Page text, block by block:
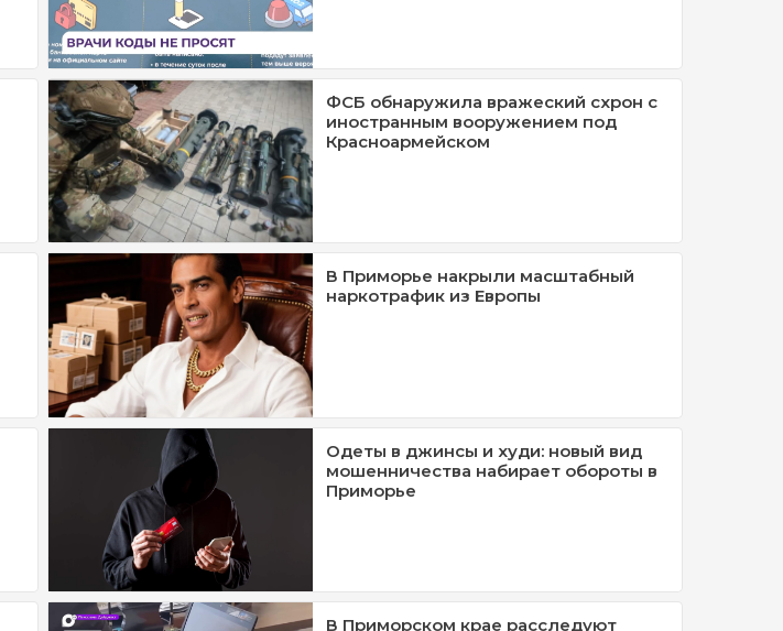
ФСБ обнаружила вражеский схрон с
иностранным вооружением под
Красноармейском
В Приморье накрыли масштабный
наркотрафик из Европы
Одеты в джинсы и худи: новый вид
мошенничества набирает обороты в
Приморье
В Приморском крае расследуют